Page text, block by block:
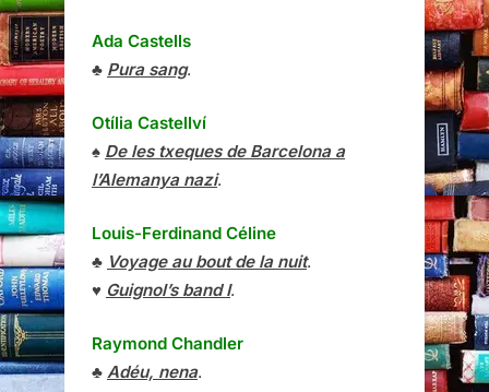
Ada Castells
♣ Pura sang.
Otília Castellví
♠ De les txeques de Barcelona a
l’Alemanya nazi.
Louis-Ferdinand Céline
♣ Voyage au bout de la nuit.
♥ Guignol’s band I.
Raymond Chandler
♣ Adéu, nena.